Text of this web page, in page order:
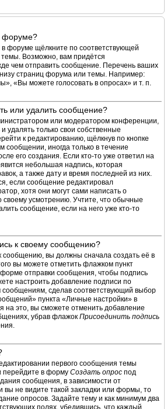
форуме?
форуме щёлкните по соответствующей
Возможно, вам придётся
чем отправить сообщение. Перечень ваших
страниц форума или темы. Например:
«Вы можете голосовать в опросах» и т. п.
или удалить сообщение?
или модератором конференции,
удалять только свои собственные
к редактированию, щёлкнув по кнопке
сообщении, иногда только в течение
его создания. Если кто-то уже ответил на
небольшая надпись, которая
а также дату и время последней из них.
если сообщение редактировал
хотя они могут сами написать о
усмотрению. Учтите, что обычные
сообщение, если на него уже кто-то
к своему сообщению?
сообщению, вы должны сначала создать её в
вы можете отметить флажком пункт
отправки сообщения, чтобы подпись
настроить добавление подписи по
сделав соответствующий выбор
пункта «Личные настройки» в
на это, вы сможете отменить добавление
убрав флажок Присоединить подпись
первого сообщения темы
перейдите в форму Создать опрос под
сообщения, в зависимости от
вы не видите такой закладки или формы, то
опросов. Задайте тему и как минимум два
полях, убедившись, что каждый